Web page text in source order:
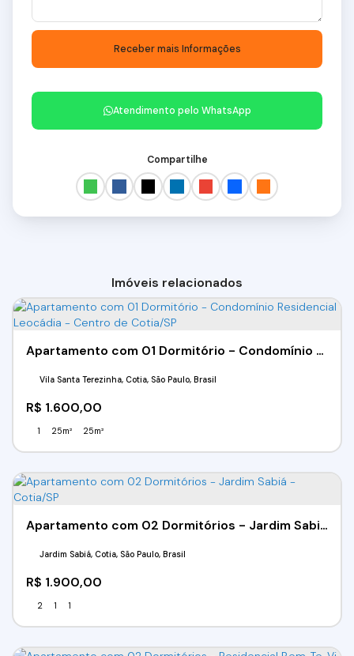
Atendimento pelo WhatsApp
Compartilhe
Imóveis relacionados
Apartamento com 01 Dormitório - Condomínio Residencial Leocádia - Centro de Cotia/SP
R$ 1.600,00
Vila Santa Terezinha, Cotia, São Paulo, Brasil
1 25m² 25m²
Apartamento com 02 Dormitórios - Jardim Sabiá - Cotia/SP
R$ 1.900,00
Jardim Sabiá, Cotia, São Paulo, Brasil
2 1 1